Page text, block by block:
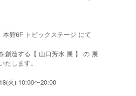
館6F トピックステージ にて
創造する【 山口芳水 展 】 の 展
します。
火) 10:00〜20:00